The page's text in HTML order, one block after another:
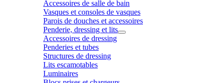
Accessoires de salle de bain
Vasques et consoles de vasques
Parois de douches et accessoires
Penderie, dressing et lits
Accessoires de dressing
Penderies et tubes
Structures de dressing
Lits escamotables
Luminaires